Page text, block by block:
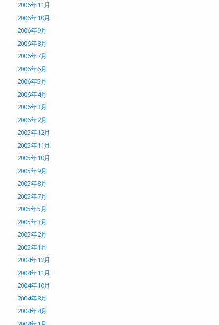
2006年11月
2006年10月
2006年9月
2006年8月
2006年7月
2006年6月
2006年5月
2006年4月
2006年3月
2006年2月
2005年12月
2005年11月
2005年10月
2005年9月
2005年8月
2005年7月
2005年5月
2005年3月
2005年2月
2005年1月
2004年12月
2004年11月
2004年10月
2004年8月
2004年4月